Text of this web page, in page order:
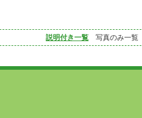
説明付き一覧 写真のみ一覧